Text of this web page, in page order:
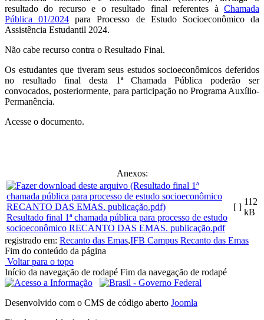
resultado do recurso e o resultado final referentes à Chamada
Pública 01/2024 para Processo de Estudo Socioeconômico da
Assistência Estudantil 2024.
Não cabe recurso contra o Resultado Final.
Os estudantes que tiveram seus estudos socioeconômicos deferidos
no resultado final desta 1ª Chamada Pública poderão ser
convocados, posteriormente, para participação no Programa Auxílio-
Permanência.
Acesse o documento.
Anexos:
Resultado final 1ª chamada pública para processo de estudo
socioeconômico RECANTO DAS EMAS. publicação.pdf
[ ]
112
kB
registrado em: Recanto das Emas,IFB Campus Recanto das Emas
Fim do conteúdo da página
Voltar para o topo
Início da navegação de rodapé Fim da navegação de rodapé
Desenvolvido com o CMS de código aberto Joomla